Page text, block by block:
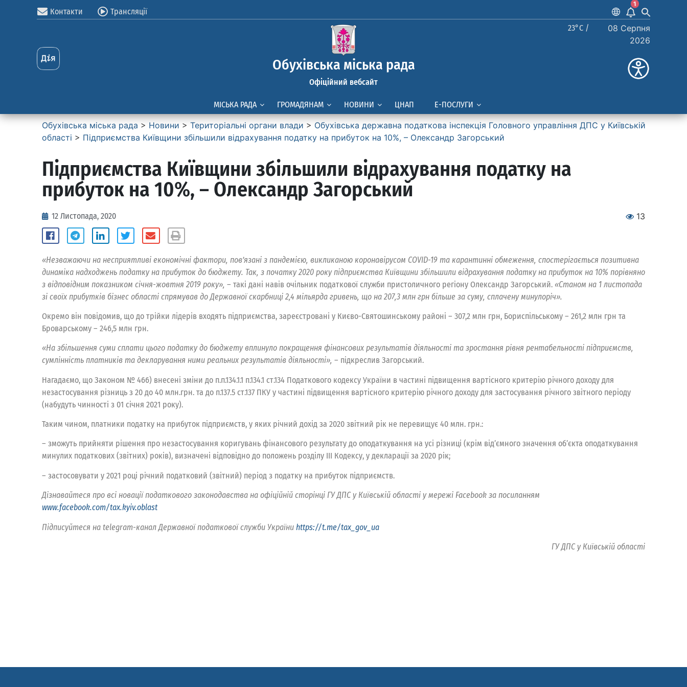
Контакти Трансляції 1
Обухівська міська рада
Офіційний вебсайт
23°C /
08 Серпня
2026
МІСЬКА РАДА ГРОМАДЯНАМ НОВИНИ ЦНАП Е-ПОСЛУГИ
Обухівська міська рада > Новини > Територіальні органи влади > Обухівська державна податкова інспекція Головного управління ДПС у Київській
області > Підприємства Київщини збільшили відрахування податку на прибуток на 10%, – Олександр Загорський
Підприємства Київщини збільшили відрахування податку на
прибуток на 10%, – Олександр Загорський
12 Листопада, 2020 13
«Незважаючи на несприятливі економічні фактори, пов’язані з пандемією, викликаною коронавірусом COVID-19 та карантинні обмеження, спостерігається позитивна
динаміка надходжень податку на прибуток до бюджету. Так, з початку 2020 року підприємства Київщини збільшили відрахування податку на прибуток на 10% порівняно
з відповідним показником січня-жовтня 2019 року», – такі дані навів очільник податкової служби пристоличного регіону Олександр Загорський. «Станом на 1 листопада
зі своїх прибутків бізнес області спрямував до Державної скарбниці 2,4 мільярда гривень, що на 207,3 млн грн більше за суму, сплачену минулоріч».
Окремо він повідомив, що до трійки лідерів входять підприємства, зареєстровані у Києво-Святошинському районі – 307,2 млн грн, Бориспільському – 261,2 млн грн та
Броварському – 246,5 млн грн.
«На збільшення суми сплати цього податку до бюджету вплинуло покращення фінансових результатів діяльності та зростання рівня рентабельності підприємств,
сумлінність платників та декларування ними реальних результатів діяльності», – підкреслив Загорський.
Нагадаємо, що Законом № 466) внесені зміни до п.п.134.1.1 п.134.1 ст.134 Податкового кодексу України в частині підвищення вартісного критерію річного доходу для
незастосування різниць з 20 до 40 млн.грн. та до п.137.5 ст.137 ПКУ у частині підвищення вартісного критерію річного доходу для застосування річного звітного періоду
(набудуть чинності з 01 січня 2021 року).
Таким чином, платники податку на прибуток підприємств, у яких річний дохід за 2020 звітний рік не перевищує 40 млн. грн.:
– зможуть прийняти рішення про незастосування коригувань фінансового результату до оподаткування на усі різниці (крім від’ємного значення об’єкта оподаткування
минулих податкових (звітних) років), визначені відповідно до положень розділу ІІІ Кодексу, у декларації за 2020 рік;
– застосовувати у 2021 році річний податковий (звітний) період з податку на прибуток підприємств.
Дізнавайтеся про всі новації податкового законодавства на офіційній сторінці ГУ ДПС у Київській області у мережі Facebook за посиланням
www.facebook.com/tax.kyiv.oblast
Підписуйтеся на telegram-канал Державної податкової служби України https://t.me/tax_gov_ua
ГУ ДПС у Київській області